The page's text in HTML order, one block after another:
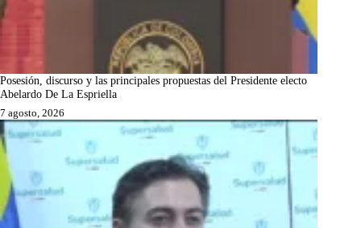
Posesión, discurso y las principales propuestas del Presidente electo
Abelardo De La Espriella
7 agosto, 2026